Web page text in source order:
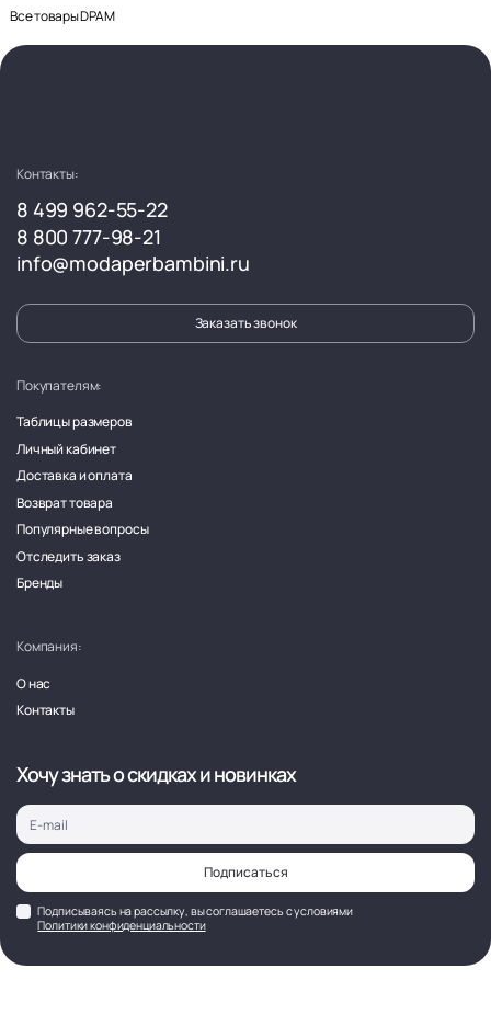
Все товары DPAM
Контакты:
8 499 962-55-22
8 800 777-98-21
info@modaperbambini.ru
Заказать звонок
Покупателям:
Таблицы размеров
Личный кабинет
Доставка и оплата
Возврат товара
Популярные вопросы
Отследить заказ
Бренды
Компания:
О нас
Контакты
Хочу знать о скидках и новинках
Подписаться
Подписываясь на рассылку, вы соглашаетесь с условиями
Политики конфиденциальности